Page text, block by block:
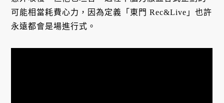
可能相當耗費心力，因為定義「東門 Rec&Live」也許
永遠都會是場進行式。